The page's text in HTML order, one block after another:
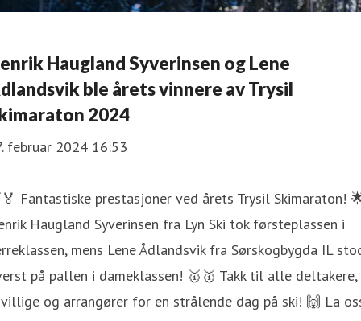
Haugland Syverinsen og Lene
ble årets vinnere av Trysil
2024
februar 2024 16:53
Fantastiske prestasjoner ved årets Trysil Skimaraton!
Haugland Syverinsen fra Lyn Ski tok førsteplassen i
mens Lene Ådlandsvik fra Sørskogbygda IL
på pallen i dameklassen! 🥇🥇 Takk til alle deltakere,
og arrangører for en strålende dag på ski! 🙌 La